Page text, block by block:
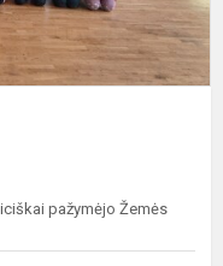
pažymėjo Žemės